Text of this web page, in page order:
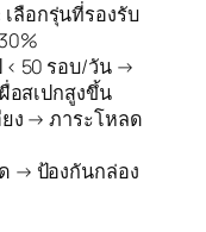
ลือกรุ่นที่รองรับ
< 50 รอบ/วัน →
อสเปกสูงขึ้น
ง → ภาระโหลด
→ ป้องกันกล่อง